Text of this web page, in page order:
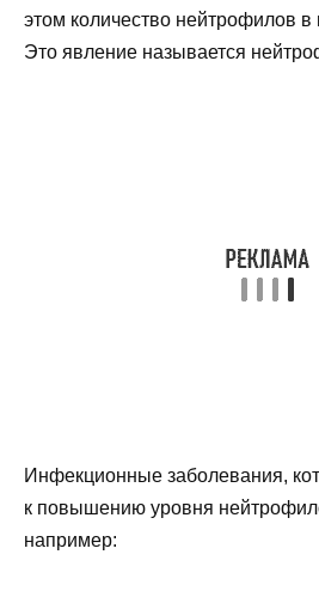
этом количество нейтрофилов в
Это явление называется
Инфекционные заболевания,
к повышению уровня
например: